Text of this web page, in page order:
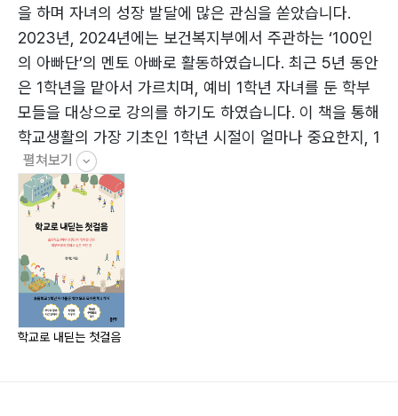
<두 번째 주제> 기본 학습 습관 만들기
1) 첫 장을 넘기는 마음 · 50
학습을 시작하는 자세 · 51
집중력과 성실성 · 54
스스로 생각하며 공부하기 · 58
소화 가능한 선행학습 · 59
복습의 마법 · 60
교과서와 친구 되기 · 62
2) 놀이로 만나는 통합교과 · 64
놀면서 배우기 · 64
손끝으로 익히기 · 66
종이로 마음 접기 · 68
배운 것 실천하기 · 69
3) 말과 글 속의 모험, 국어 · 72
을 하며 자녀의 성장 발달에 많은 관심을 쏟았습니다.
2023년, 2024년에는 보건복지부에서 주관하는 ‘100인
의 아빠단’의 멘토 아빠로 활동하였습니다. 최근 5년 동안
은 1학년을 맡아서 가르치며, 예비 1학년 자녀를 둔 학부
모들을 대상으로 강의를 하기도 하였습니다. 이 책을 통해
학교생활의 가장 기초인 1학년 시절이 얼마나 중요한지, 1
학년 시기를 어떻게 보내야 하는지에 대해 알리고 싶었습
니다. 우리의 미래인 아이들을 바른 성장으로 이끌어 갔으
면 좋겠습니다.
이메일 | freshiceblue@naver.com
펼쳐보기
학교로 내딛는 첫걸음